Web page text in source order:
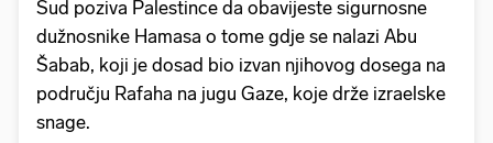
Sud poziva Palestince da obavijeste sigurnosne
dužnosnike Hamasa o tome gdje se nalazi Abu
Šabab, koji je dosad bio izvan njihovog dosega na
području Rafaha na jugu Gaze, koje drže izraelske
snage.